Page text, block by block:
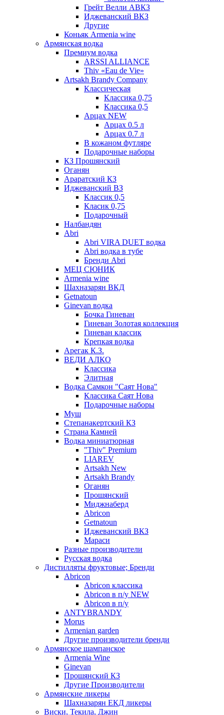
Грейт Велли АВКЗ
Иджеванский ВКЗ
Другие
Коньяк Armenia wine
Армянская водка
Премиум водка
ARSSI ALLIANCE
Thiv «Eau de Vie»
Artsakh Brandy Company
Классическая
Классика 0,75
Классика 0,5
Арцах NEW
Арцах 0.5 л
Арцах 0.7 л
В кожаном футляре
Подарочные наборы
КЗ Прошянский
Оганян
Араратский КЗ
Иджеванский ВЗ
Классик 0,5
Класик 0,75
Подарочный
Налбандян
Abri
Abri VIRA DUET водка
Abri водка в тубе
Бренди Abri
МЕЦ СЮНИК
Armenia wine
Шахназарян ВКД
Getnatoun
Ginevan водка
Бочка Гиневан
Гиневан Золотая коллекция
Гиневан классик
Крепкая водка
Арегак К.З.
ВЕДИ АЛКО
Классика
Элитная
Водка Самкон "Саят Нова"
Классика Саят Нова
Подарочные наборы
Муш
Степанакертский КЗ
Страна Камней
Водка миниатюрная
"Thiv" Premium
LIAREV
Artsakh New
Artsakh Brandy
Оганян
Прошянский
Миджнаберд
Abricon
Getnatoun
Иджеванский ВКЗ
Мараси
Разные производители
Русская водка
Дистилляты фруктовые; Бренди
Abricon
Abricon классика
Abricon в п/у NEW
Abricon в п/у
ANTYBRANDY
Morus
Armenian garden
Другие производители бренди
Армянское шампанское
Armenia Wine
Ginevan
Прошянский КЗ
Другие Производители
Армянские ликеры
Шахназарян ЕКД ликеры
Виски, Текила, Джин